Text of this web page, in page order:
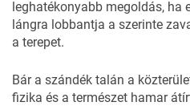
leghatékonyabb megoldás, ha
lángra lobbantja a szerinte
a terepet.
Bár a szándék talán a
fizika és a természet hamar